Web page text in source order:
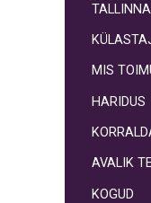
MIS
HARIDUS
AVALIK
KOGUD